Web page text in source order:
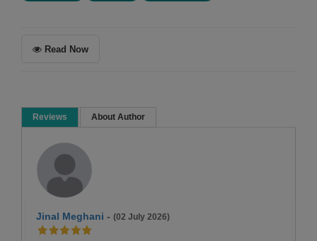
Read Now
Reviews About Author
Jinal Meghani - (02 July 2026)